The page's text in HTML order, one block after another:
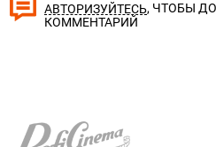
АВТОРИЗУЙТЕСЬ, ЧТОБЫ
КОММЕНТАРИЙ